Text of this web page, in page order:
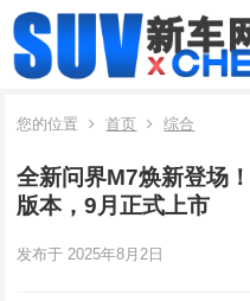
您的位置 首页 综合
全新问界M7焕新登场
版本，9月正式上市
发布于 2025年8月2日